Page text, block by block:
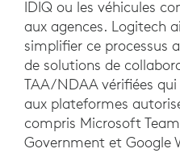
IDIQ ou les véhicules
aux agences. Logitech
simplifier ce processus
de solutions de
TAA/NDAA vérifiées
aux plateformes
compris Microsoft
Government et Google